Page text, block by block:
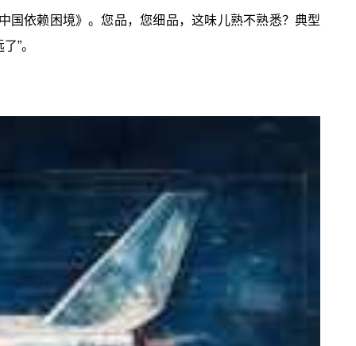
依赖困境》。您品，您细品，这味儿熟不熟悉？典型
”。